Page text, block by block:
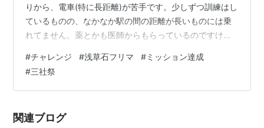
りから、電車(特に長距離)が苦手です。少しずつ訓練はし
ているものの、なかなか駅の間の距離が長いものには乗
れてません。薬とかも医師からもらっているのですけれ
リマに行く事になりました。以前からXなどで交流のあっ
た方々と直接お会いしてみたいと思ってはいたのです
が、静岡に住んでいる友人の案内も兼ねて...という事で
しかない) 待ち合わせは浅草橋だったので、ここは経路を
#チャレンジ #浅草石フリマ #ミッション達成
#三社祭
関連ブログ